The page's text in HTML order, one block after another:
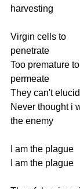
harvesting
Virgin cells to
penetrate
Too premature to
permeate
They can't
Never thought i
the enemy
am the plague
am the plague